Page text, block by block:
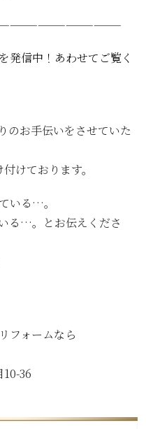
発信中！あわせてご覧く
のお手伝いをさせていた
けております。
いる…。
る…。とお伝えくださ
フォームなら
36